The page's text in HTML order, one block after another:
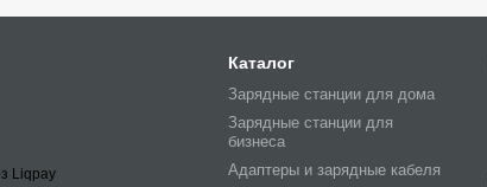
Каталог
Зарядные станции для дома
Зарядные станции для
бизнеса
Адаптеры и зарядные кабеля